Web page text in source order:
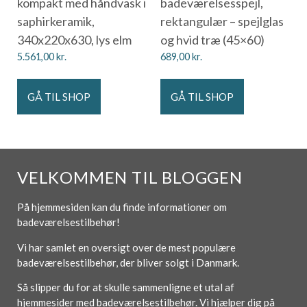
saphirkeramik,
340x220x630, lys elm
5.561,00kr.
GÅ TIL SHOP
rektangulær – spejlglas
og hvid træ (45×60)
689,00kr.
GÅ TIL SHOP
VELKOMMEN TIL BLOGGEN
På hjemmesiden kan du finde informationer om
badeværelsestilbehør!
Vi har samlet en oversigt over de mest populære
badeværelsestilbehør, der bliver solgt i Danmark.
Så slipper du for at skulle sammenligne et utal af
hjemmesider med badeværelsestilbehør. Vi hjælper dig på